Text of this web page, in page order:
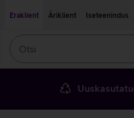
Eraklient
Äriklient Iseteenindus